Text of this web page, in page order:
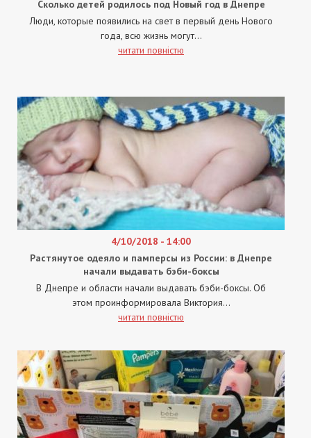
Сколько детей родилось под Новый год в Днепре
Люди, которые появились на свет в первый день Нового
года, всю жизнь могут...
читати повністю
4/10/2018 - 14:00
Растянутое одеяло и памперсы из России: в Днепре
начали выдавать бэби-боксы
В Днепре и области начали выдавать бэби-боксы. Об
этом проинформировала Виктория...
читати повністю